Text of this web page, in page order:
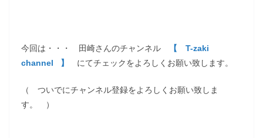
今回は・・・ 田崎さんのチャンネル
【 T-zaki
channel 】
にてチェックをよろしくお願い致します。
（ ついでにチャンネル登録をよろしくお願い致しま
す。 ）